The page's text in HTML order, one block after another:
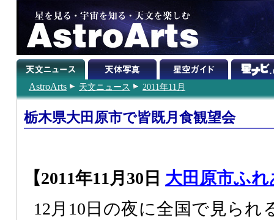
AstroArts 天文ニュース 2011年11月
栃木県大田原市で皆既月食観望会
【2011年11月30日 大田原市ふ
12月10日の夜に全国で見られ